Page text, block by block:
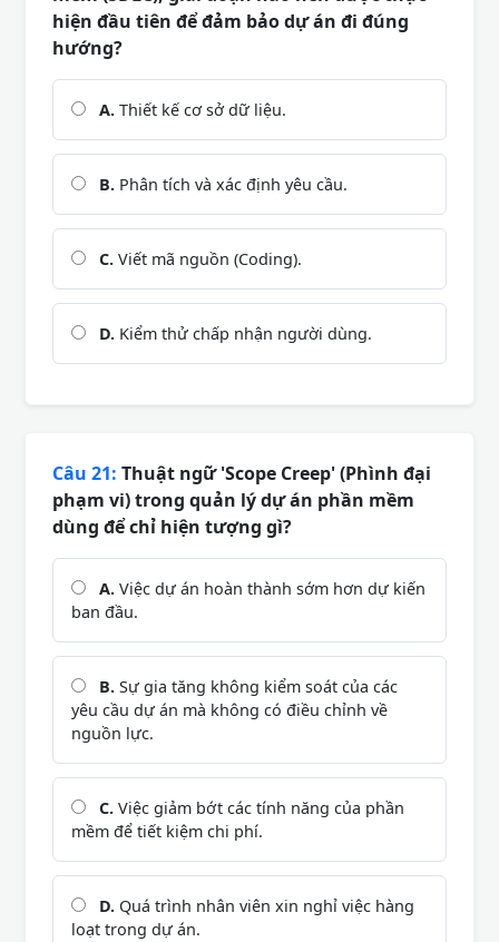
hiện đầu tiên để đảm bảo dự án đi đúng
hướng?
A. Thiết kế cơ sở dữ liệu.
B. Phân tích và xác định yêu cầu.
C. Viết mã nguồn (Coding).
D. Kiểm thử chấp nhận người dùng.
Câu 21: Thuật ngữ 'Scope Creep' (Phình đại
phạm vi) trong quản lý dự án phần mềm
dùng để chỉ hiện tượng gì?
A. Việc dự án hoàn thành sớm hơn dự kiến
ban đầu.
B. Sự gia tăng không kiểm soát của các
yêu cầu dự án mà không có điều chỉnh về
nguồn lực.
C. Việc giảm bớt các tính năng của phần
mềm để tiết kiệm chi phí.
D. Quá trình nhân viên xin nghỉ việc hàng
loạt trong dự án.